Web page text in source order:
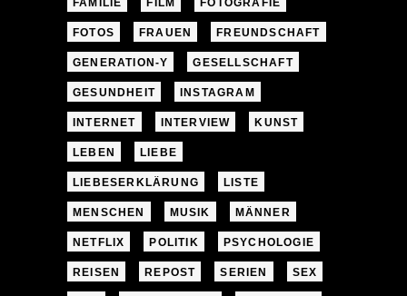
FAMILIE FILM FOTOGRAFIE
FOTOS FRAUEN FREUNDSCHAFT
GENERATION-Y GESELLSCHAFT
GESUNDHEIT INSTAGRAM
INTERNET INTERVIEW KUNST
LEBEN LIEBE
LIEBESERKLÄRUNG LISTE
MENSCHEN MUSIK MÄNNER
NETFLIX POLITIK PSYCHOLOGIE
REISEN REPOST SERIEN SEX